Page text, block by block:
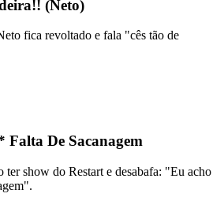
(Neto)
fica revoltado e fala "cês tão de
De Sacanagem
ter show do Restart e desabafa: "Eu acho